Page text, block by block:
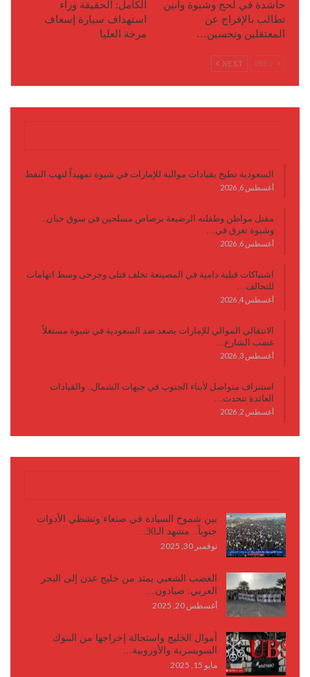
حاشدة في لحج وشبوة وأبين
تطالب بالإفراج عن
المعتقلين وتحسين…
الكامل: الحقيقة وراء
استهداف سيارة إسعاف
مرخة العليا
NEXT
السعودية تطيح بقيادات موالية للإمارات في شبوة تمهيداً لنهب النفط
أغسطس 6, 2026
مقتل مواطن وطفلته الرضيعة برصاص مسلحين في سوق حبان..
وشبوة تغرق في…
أغسطس 6, 2026
اشتباكات قبلية دامية في المصينعة تخلف قتلى وجرحى وسط اتهامات
للتحالف…
أغسطس 4, 2026
الانتقالي الموالي للإمارات يصعد ضد السعودية في شبوة مستغلاً
غضب الشارع…
أغسطس 3, 2026
استنزاف متواصل لأبناء الجنوب في جبهات الشمال.. والقيادات
العائدة تتحدث…
أغسطس 2, 2026
بين شموخ السيادة في صنعاء وتشظي الأدوات
جنوباً.. مشهد الـ30…
نوفمبر 30, 2025
الغضب الشعبي يمتد من خليج عدن إلى البحر
العربي: صيادون…
أغسطس 20, 2025
أموال الخليج واستحالة إخراجها من البنوك
السويسرية والأوروبية…
مايو 15, 2025